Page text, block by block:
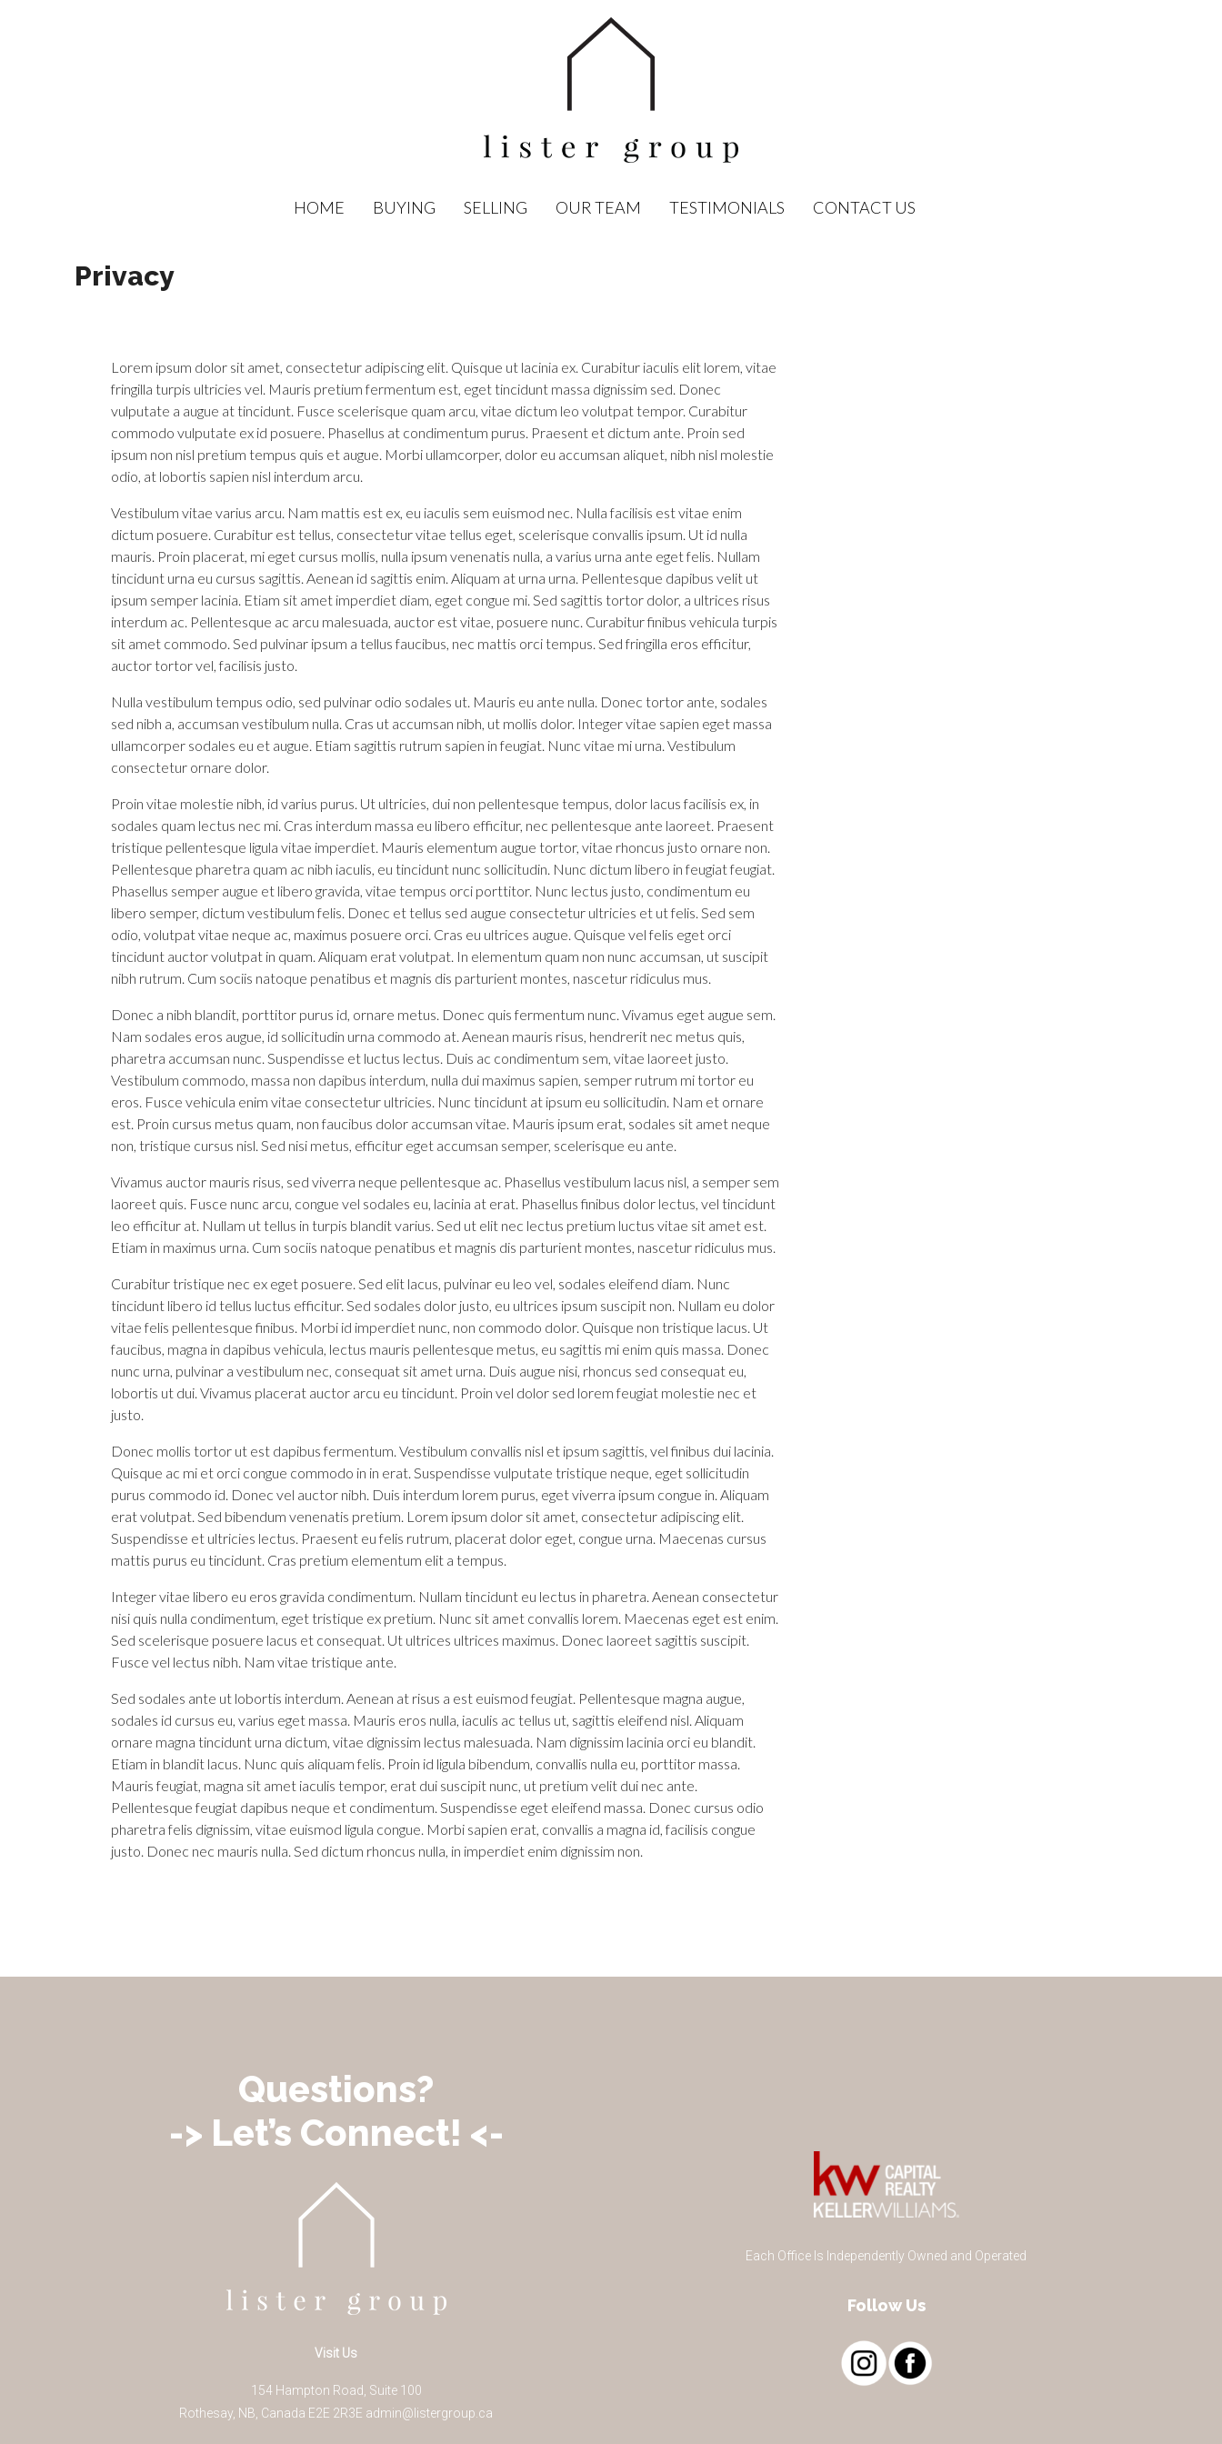
HOME BUYING SELLING OUR TEAM TESTIMONIALS CONTACT US
Privacy
Lorem ipsum dolor sit amet, consectetur adipiscing elit. Quisque ut lacinia ex. Curabitur iaculis elit lorem, vitae
fringilla turpis ultricies vel. Mauris pretium fermentum est, eget tincidunt massa dignissim sed. Donec
vulputate a augue at tincidunt. Fusce scelerisque quam arcu, vitae dictum leo volutpat tempor. Curabitur
commodo vulputate ex id posuere. Phasellus at condimentum purus. Praesent et dictum ante. Proin sed
ipsum non nisl pretium tempus quis et augue. Morbi ullamcorper, dolor eu accumsan aliquet, nibh nisl molestie
odio, at lobortis sapien nisl interdum arcu.
Vestibulum vitae varius arcu. Nam mattis est ex, eu iaculis sem euismod nec. Nulla facilisis est vitae enim
dictum posuere. Curabitur est tellus, consectetur vitae tellus eget, scelerisque convallis ipsum. Ut id nulla
mauris. Proin placerat, mi eget cursus mollis, nulla ipsum venenatis nulla, a varius urna ante eget felis. Nullam
tincidunt urna eu cursus sagittis. Aenean id sagittis enim. Aliquam at urna urna. Pellentesque dapibus velit ut
ipsum semper lacinia. Etiam sit amet imperdiet diam, eget congue mi. Sed sagittis tortor dolor, a ultrices risus
interdum ac. Pellentesque ac arcu malesuada, auctor est vitae, posuere nunc. Curabitur finibus vehicula turpis
sit amet commodo. Sed pulvinar ipsum a tellus faucibus, nec mattis orci tempus. Sed fringilla eros efficitur,
auctor tortor vel, facilisis justo.
Nulla vestibulum tempus odio, sed pulvinar odio sodales ut. Mauris eu ante nulla. Donec tortor ante, sodales
sed nibh a, accumsan vestibulum nulla. Cras ut accumsan nibh, ut mollis dolor. Integer vitae sapien eget massa
ullamcorper sodales eu et augue. Etiam sagittis rutrum sapien in feugiat. Nunc vitae mi urna. Vestibulum
consectetur ornare dolor.
Proin vitae molestie nibh, id varius purus. Ut ultricies, dui non pellentesque tempus, dolor lacus facilisis ex, in
sodales quam lectus nec mi. Cras interdum massa eu libero efficitur, nec pellentesque ante laoreet. Praesent
tristique pellentesque ligula vitae imperdiet. Mauris elementum augue tortor, vitae rhoncus justo ornare non.
Pellentesque pharetra quam ac nibh iaculis, eu tincidunt nunc sollicitudin. Nunc dictum libero in feugiat feugiat.
Phasellus semper augue et libero gravida, vitae tempus orci porttitor. Nunc lectus justo, condimentum eu
libero semper, dictum vestibulum felis. Donec et tellus sed augue consectetur ultricies et ut felis. Sed sem
odio, volutpat vitae neque ac, maximus posuere orci. Cras eu ultrices augue. Quisque vel felis eget orci
tincidunt auctor volutpat in quam. Aliquam erat volutpat. In elementum quam non nunc accumsan, ut suscipit
nibh rutrum. Cum sociis natoque penatibus et magnis dis parturient montes, nascetur ridiculus mus.
Donec a nibh blandit, porttitor purus id, ornare metus. Donec quis fermentum nunc. Vivamus eget augue sem.
Nam sodales eros augue, id sollicitudin urna commodo at. Aenean mauris risus, hendrerit nec metus quis,
pharetra accumsan nunc. Suspendisse et luctus lectus. Duis ac condimentum sem, vitae laoreet justo.
Vestibulum commodo, massa non dapibus interdum, nulla dui maximus sapien, semper rutrum mi tortor eu
eros. Fusce vehicula enim vitae consectetur ultricies. Nunc tincidunt at ipsum eu sollicitudin. Nam et ornare
est. Proin cursus metus quam, non faucibus dolor accumsan vitae. Mauris ipsum erat, sodales sit amet neque
non, tristique cursus nisl. Sed nisi metus, efficitur eget accumsan semper, scelerisque eu ante.
Vivamus auctor mauris risus, sed viverra neque pellentesque ac. Phasellus vestibulum lacus nisl, a semper sem
laoreet quis. Fusce nunc arcu, congue vel sodales eu, lacinia at erat. Phasellus finibus dolor lectus, vel tincidunt
leo efficitur at. Nullam ut tellus in turpis blandit varius. Sed ut elit nec lectus pretium luctus vitae sit amet est.
Etiam in maximus urna. Cum sociis natoque penatibus et magnis dis parturient montes, nascetur ridiculus mus.
Curabitur tristique nec ex eget posuere. Sed elit lacus, pulvinar eu leo vel, sodales eleifend diam. Nunc
tincidunt libero id tellus luctus efficitur. Sed sodales dolor justo, eu ultrices ipsum suscipit non. Nullam eu dolor
vitae felis pellentesque finibus. Morbi id imperdiet nunc, non commodo dolor. Quisque non tristique lacus. Ut
faucibus, magna in dapibus vehicula, lectus mauris pellentesque metus, eu sagittis mi enim quis massa. Donec
nunc urna, pulvinar a vestibulum nec, consequat sit amet urna. Duis augue nisi, rhoncus sed consequat eu,
lobortis ut dui. Vivamus placerat auctor arcu eu tincidunt. Proin vel dolor sed lorem feugiat molestie nec et
justo.
Donec mollis tortor ut est dapibus fermentum. Vestibulum convallis nisl et ipsum sagittis, vel finibus dui lacinia.
Quisque ac mi et orci congue commodo in in erat. Suspendisse vulputate tristique neque, eget sollicitudin
purus commodo id. Donec vel auctor nibh. Duis interdum lorem purus, eget viverra ipsum congue in. Aliquam
erat volutpat. Sed bibendum venenatis pretium. Lorem ipsum dolor sit amet, consectetur adipiscing elit.
Suspendisse et ultricies lectus. Praesent eu felis rutrum, placerat dolor eget, congue urna. Maecenas cursus
mattis purus eu tincidunt. Cras pretium elementum elit a tempus.
Integer vitae libero eu eros gravida condimentum. Nullam tincidunt eu lectus in pharetra. Aenean consectetur
nisi quis nulla condimentum, eget tristique ex pretium. Nunc sit amet convallis lorem. Maecenas eget est enim.
Sed scelerisque posuere lacus et consequat. Ut ultrices ultrices maximus. Donec laoreet sagittis suscipit.
Fusce vel lectus nibh. Nam vitae tristique ante.
Sed sodales ante ut lobortis interdum. Aenean at risus a est euismod feugiat. Pellentesque magna augue,
sodales id cursus eu, varius eget massa. Mauris eros nulla, iaculis ac tellus ut, sagittis eleifend nisl. Aliquam
ornare magna tincidunt urna dictum, vitae dignissim lectus malesuada. Nam dignissim lacinia orci eu blandit.
Etiam in blandit lacus. Nunc quis aliquam felis. Proin id ligula bibendum, convallis nulla eu, porttitor massa.
Mauris feugiat, magna sit amet iaculis tempor, erat dui suscipit nunc, ut pretium velit dui nec ante.
Pellentesque feugiat dapibus neque et condimentum. Suspendisse eget eleifend massa. Donec cursus odio
pharetra felis dignissim, vitae euismod ligula congue. Morbi sapien erat, convallis a magna id, facilisis congue
justo. Donec nec mauris nulla. Sed dictum rhoncus nulla, in imperdiet enim dignissim non.
Questions?
-> Let’s Connect! <-
Visit Us
154 Hampton Road, Suite 100
Rothesay NB Canada E2E 2R3E admin@listergroup.ca
Each Office Is Independently Owned and Operated
Follow Us